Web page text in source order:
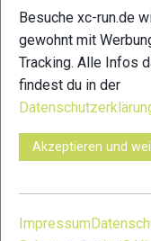
13
Besuche xc-run.de
gewohnt mit
Tracking. Alle Infos
findest du in der
Akzeptieren und
Impressum